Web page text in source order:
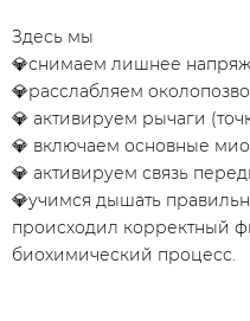
Здесь мы
💎снимаем лишнее
💎расслабляем
💎 активируем рычаги
💎 включаем основные
💎 активируем связь
💎учимся дышать
происходил корректный
биохимический процесс.